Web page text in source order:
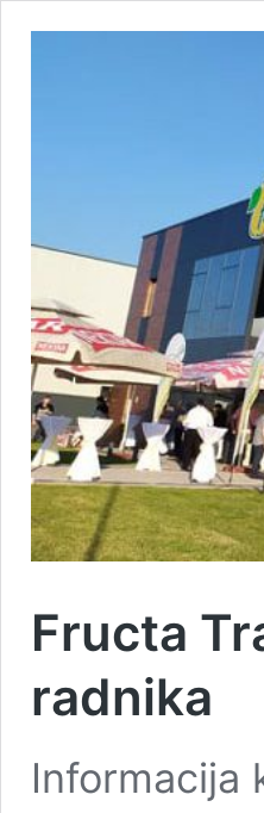
Fructa
radnika
Informacija